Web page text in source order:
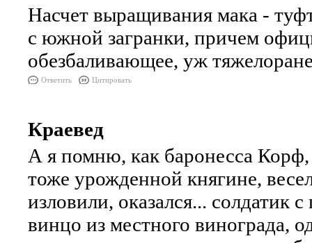
Насчет выращивания мака -
с южной загранки, причем
обезбаливающее, уж
Ответить Цитировать
Краевед
А я помню, как баронесса Корф,
тоже урожденной княгине,
изловили, оказался...
винцо из местного винограда,